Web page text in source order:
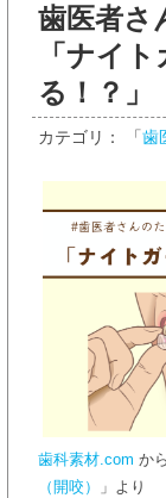
歯医者さ
「ナイ
る！？」
カテゴリ： 「歯
歯科素材.com か
（開咬）
」より